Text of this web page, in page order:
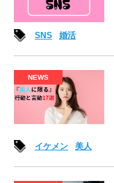
SNS 婚活
NEWS
イケメン
美人